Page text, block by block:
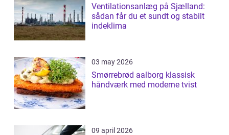
Ventilationsanlæg på Sjælland:
sådan får du et sundt og stabilt
indeklima
03 may 2026
Smørrebrød aalborg klassisk
håndværk med moderne tvist
09 april 2026